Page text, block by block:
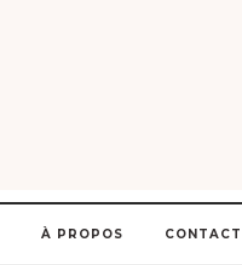
À PROPOS